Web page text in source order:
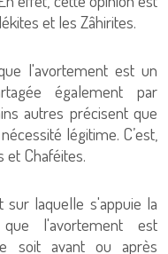
et les Zâhirites.
l'avortement est un
également par
autres précisent que
légitime. C’est,
et Chaféites.
sur laquelle s'appuie la
l'avortement est
soit avant ou après